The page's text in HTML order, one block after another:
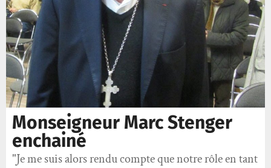
Monseigneur Marc Stenger
enchainé
"Je me suis alors rendu compte que notre rôle en tant